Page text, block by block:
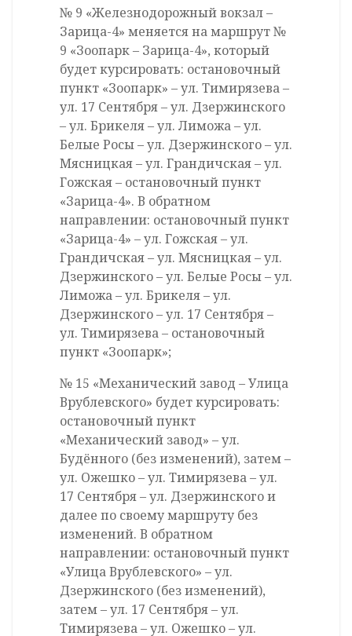
№ 9 «Железнодорожный вокзал –
Зарица-4» меняется на маршрут №
9 «Зоопарк – Зарица-4», который
будет курсировать: остановочный
пункт «Зоопарк» – ул. Тимирязева –
ул. 17 Сентября – ул. Дзержинского
– ул. Брикеля – ул. Лиможа – ул.
Белые Росы – ул. Дзержинского – ул.
Мясницкая – ул. Грандичская – ул.
Гожская – остановочный пункт
«Зарица-4». В обратном
направлении: остановочный пункт
«Зарица-4» – ул. Гожская – ул.
Грандичская – ул. Мясницкая – ул.
Дзержинского – ул. Белые Росы – ул.
Лиможа – ул. Брикеля – ул.
Дзержинского – ул. 17 Сентября –
ул. Тимирязева – остановочный
пункт «Зоопарк»;
№ 15 «Механический завод – Улица
Врублевского» будет курсировать:
остановочный пункт
«Механический завод» – ул.
Будённого (без изменений), затем –
ул. Ожешко – ул. Тимирязева – ул.
17 Сентября – ул. Дзержинского и
далее по своему маршруту без
изменений. В обратном
направлении: остановочный пункт
«Улица Врублевского» – ул.
Дзержинского (без изменений),
затем – ул. 17 Сентября – ул.
Тимирязева – ул. Ожешко – ул.